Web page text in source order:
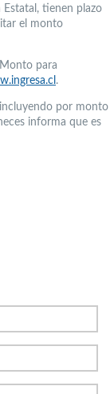
tienen plazo
el monto
para
.
por monto
informa que es